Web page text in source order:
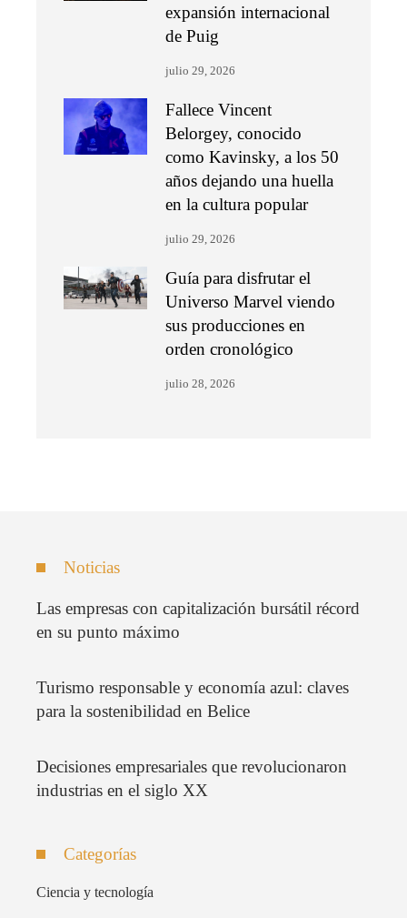
expansión internacional
de Puig
julio 29, 2026
Fallece Vincent
Belorgey, conocido
como Kavinsky, a los 50
años dejando una huella
en la cultura popular
julio 29, 2026
Guía para disfrutar el
Universo Marvel viendo
sus producciones en
orden cronológico
julio 28, 2026
Noticias
Las empresas con capitalización bursátil récord
en su punto máximo
Turismo responsable y economía azul: claves
para la sostenibilidad en Belice
Decisiones empresariales que revolucionaron
industrias en el siglo XX
Categorías
Ciencia y tecnología